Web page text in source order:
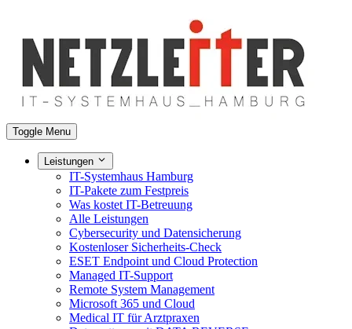
Toggle Menu
Leistungen
IT-Systemhaus Hamburg
IT-Pakete zum Festpreis
Was kostet IT-Betreuung
Alle Leistungen
Cybersecurity und Datensicherung
Kostenloser Sicherheits-Check
ESET Endpoint und Cloud Protection
Managed IT-Support
Remote System Management
Microsoft 365 und Cloud
Medical IT für Arztpraxen